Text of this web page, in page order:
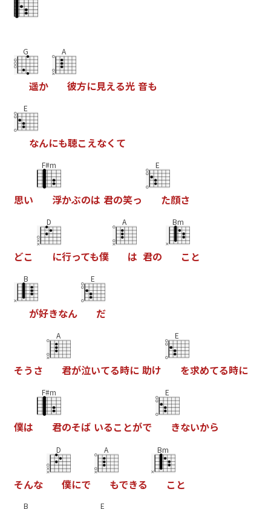
G
遥か
A
彼方に見える光 音も
E
なんにも聴こ えなく て
思い
F#m
浮かぶのは 君の笑っ
E
た顔さ
どこ
D
に行っても僕
A
は 君の
Bm
こ と
B
が好きなん
E
だ
そう さ
A
君が泣いてる時に 助け
E
を求めてる時に
僕は
F#m
君のそば いるこ とがで
E
きないから
そんな
D
僕にで
A
もできる
Bm
こ と
B E